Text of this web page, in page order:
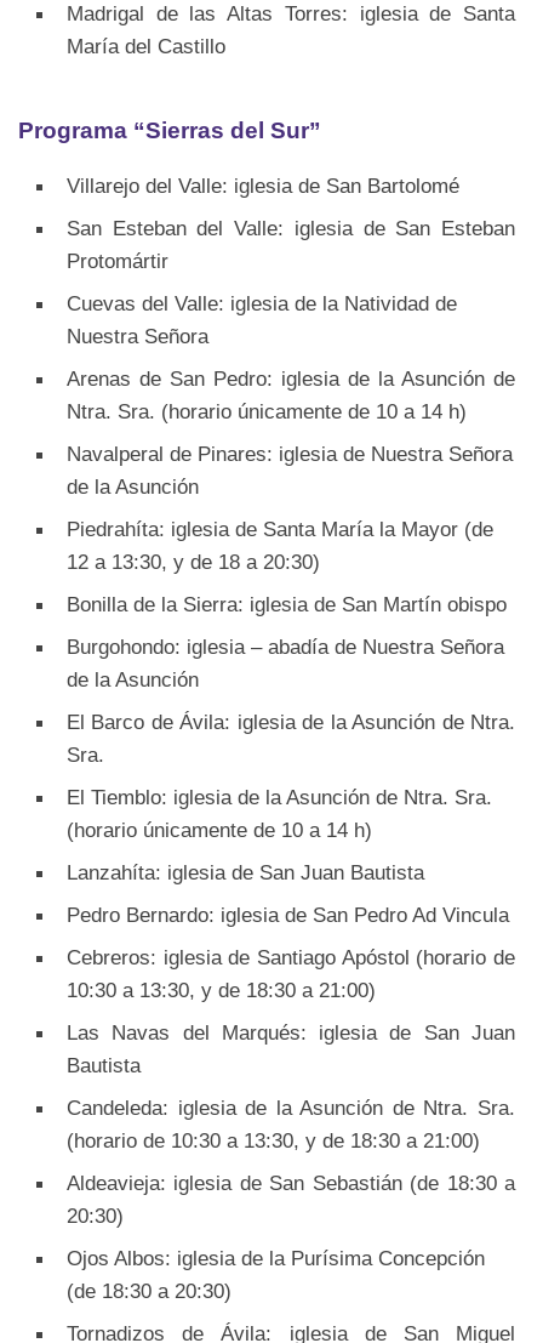
Madrigal de las Altas Torres: iglesia de Santa
María del Castillo
Programa “Sierras del Sur”
Villarejo del Valle: iglesia de San Bartolomé
San Esteban del Valle: iglesia de San Esteban
Protomártir
Cuevas del Valle: iglesia de la Natividad de
Nuestra Señora
Arenas de San Pedro: iglesia de la Asunción de
Ntra. Sra. (horario únicamente de 10 a 14 h)
Navalperal de Pinares: iglesia de Nuestra Señora
de la Asunción
Piedrahíta: iglesia de Santa María la Mayor (de
12 a 13:30, y de 18 a 20:30)
Bonilla de la Sierra: iglesia de San Martín obispo
Burgohondo: iglesia – abadía de Nuestra Señora
de la Asunción
El Barco de Ávila: iglesia de la Asunción de Ntra.
Sra.
El Tiemblo: iglesia de la Asunción de Ntra. Sra.
(horario únicamente de 10 a 14 h)
Lanzahíta: iglesia de San Juan Bautista
Pedro Bernardo: iglesia de San Pedro Ad Vincula
Cebreros: iglesia de Santiago Apóstol (horario de
10:30 a 13:30, y de 18:30 a 21:00)
Las Navas del Marqués: iglesia de San Juan
Bautista
Candeleda: iglesia de la Asunción de Ntra. Sra.
(horario de 10:30 a 13:30, y de 18:30 a 21:00)
Aldeavieja: iglesia de San Sebastián (de 18:30 a
20:30)
Ojos Albos: iglesia de la Purísima Concepción
(de 18:30 a 20:30)
Tornadizos de Ávila: iglesia de San Miguel